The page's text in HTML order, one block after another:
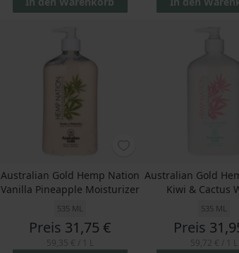
Australian Gold Hemp Nation
Vanilla Pineapple Moisturizer
535 ML
Preis 31,75 €
Australian Gold
Kiwi & Cactus
535 ML
Preis